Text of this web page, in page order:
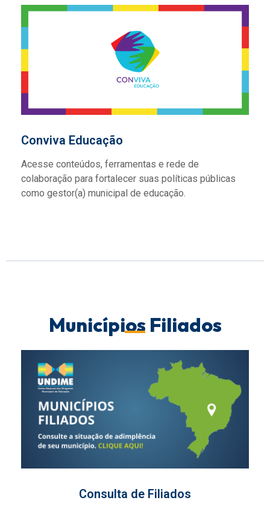
Conviva Educação
Acesse conteúdos, ferramentas e rede de
colaboração para fortalecer suas políticas públicas
como gestor(a) municipal de educação.
Municípios Filiados
Consulta de Filiados